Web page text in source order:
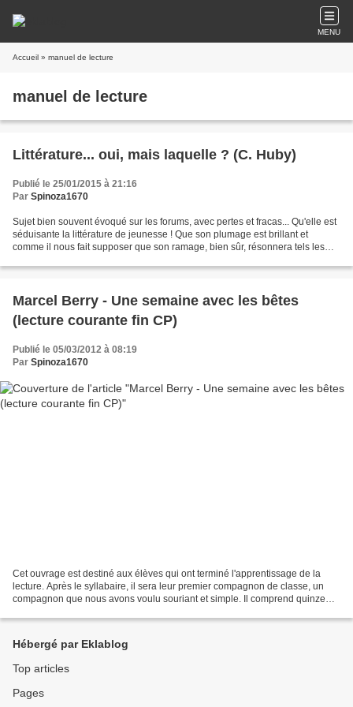
MENU
Accueil » manuel de lecture
manuel de lecture
Littérature... oui, mais laquelle ? (C. Huby)
Publié le 25/01/2015 à 21:16
Par Spinoza1670
Sujet bien souvent évoqué sur les forums, avec pertes et fracas... Qu'elle est
séduisante la littérature de jeunesse ! Que son plumage est brillant et
comme il nous fait supposer que son ramage, bien sûr, résonnera tels les
Marcel Berry - Une semaine avec les bêtes
(lecture courante fin CP)
Publié le 05/03/2012 à 08:19
Par Spinoza1670
Cet ouvrage est destiné aux élèves qui ont terminé l'apprentissage de la
lecture. Après le syllabaire, il sera leur premier compagnon de classe, un
compagnon que nous avons voulu souriant et simple. Il comprend quinze
Hébergé par Eklablog
Top articles
Pages